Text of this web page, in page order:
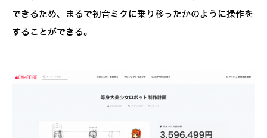
できるため、まるで初音ミクに乗り移ったかのように操作を
することができる。